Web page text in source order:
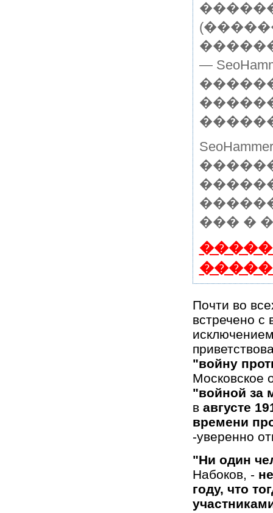
—
��� �
Почти во
встречено с
"войну
Московское
"войной за
в августе
времени
-уверенно
"Ни один
Набоков, -
году, что